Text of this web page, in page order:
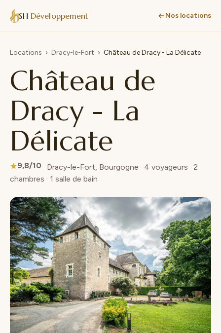
SH Développement Nos locations
Locations › Dracy-le-Fort › Château de Dracy - La Délicate
Château de
Dracy - La
Délicate
9,8/10 · Dracy-le-Fort, Bourgogne · 4 voyageurs · 2
chambres · 1 salle de bain